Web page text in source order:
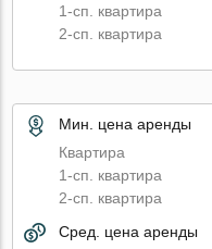
1-сп. квартира
2-сп. квартира
Мин. цена аренды
Квартира
1-сп. квартира
2-сп. квартира
Сред. цена аренды